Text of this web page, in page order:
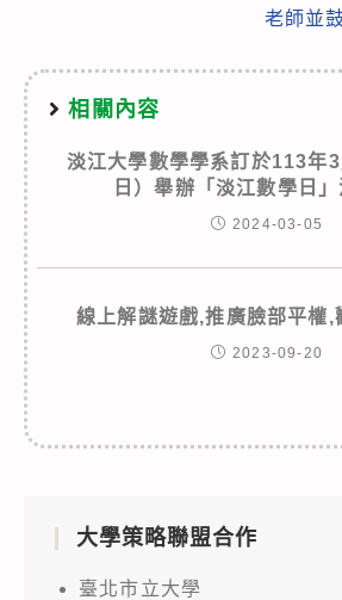
老師並
相關內容
淡江大學數學學系訂於113年
日）舉辦「淡江數學日
2024-03-05
線上解謎遊戲,推廣臉部平權,
2023-09-20
大學策略聯盟合作
臺北市立大學